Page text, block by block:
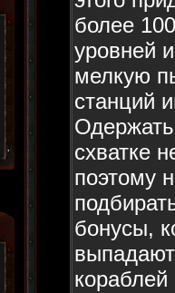
более
уровней
мелкую
станций
схватке
поэтому
бонусы,
кораблей